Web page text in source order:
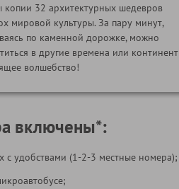
копии 32 архитектурных шедевров
мировой культуры. За пару минут,
по каменной дорожке, можно
в другие времена или континент
волшебство!
включены*:
с удобствами (1-2-3 местные номера);